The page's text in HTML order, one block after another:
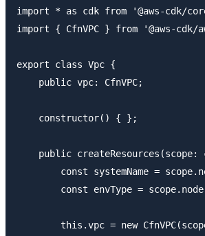
import * as cdk from '@aws-cdk/
import { CfnVPC } from '@aws-cdk/
export class Vpc {
    public vpc: CfnVPC;
    constructor() { };
public createResources(scope:
const systemName =
const envType =
this.vpc = new